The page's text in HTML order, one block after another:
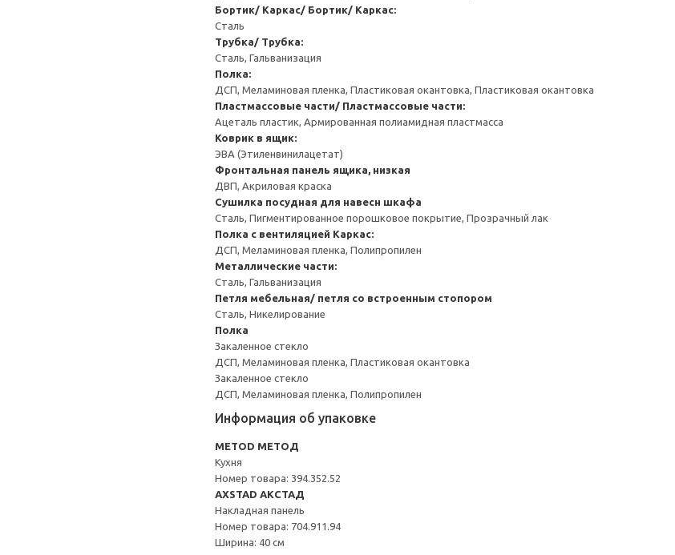
Бортик/ Каркас/ Бортик/ Каркас:
Сталь
Трубка/ Трубка:
Сталь, Гальванизация
Полка:
ДСП, Меламиновая пленка, Пластиковая окантовка, Пластиковая окантовка
Пластмассовые части/ Пластмассовые части:
Ацеталь пластик, Армированная полиамидная пластмасса
Коврик в ящик:
ЭВА (Этиленвинилацетат)
Фронтальная панель ящика, низкая
ДВП, Акриловая краска
Сушилка посудная для навесн шкафа
Сталь, Пигментированное порошковое покрытие, Прозрачный лак
Полка с вентиляцией Каркас:
ДСП, Меламиновая пленка, Полипропилен
Металлические части:
Сталь, Гальванизация
Петля мебельная/ петля со встроенным стопором
Сталь, Никелирование
Полка
Закаленное стекло
ДСП, Меламиновая пленка, Пластиковая окантовка
Закаленное стекло
ДСП, Меламиновая пленка, Полипропилен
Информация об упаковке
METOD МЕТОД
Кухня
Номер товара: 394.352.52
AXSTAD АКСТАД
Накладная панель
Номер товара: 704.911.94
Ширина: 40 см